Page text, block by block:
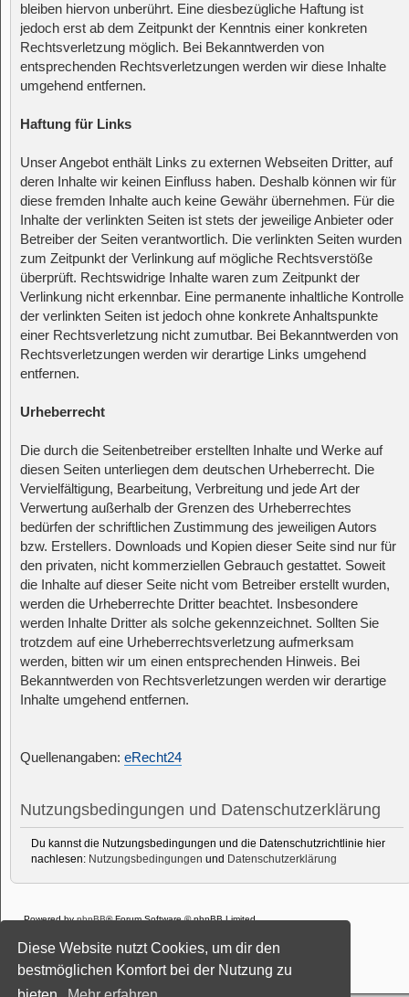
Diese Website nutzt Cookies, um dir den
bestmöglichen Komfort bei der Nutzung zu
bleiben hiervon unberührt. Eine diesbezügliche Haftung ist
jedoch erst ab dem Zeitpunkt der Kenntnis einer konkreten
Rechtsverletzung möglich. Bei Bekanntwerden von
entsprechenden Rechtsverletzungen werden wir diese Inhalte
umgehend entfernen.
Haftung für Links
Unser Angebot enthält Links zu externen Webseiten Dritter, auf
deren Inhalte wir keinen Einfluss haben. Deshalb können wir für
diese fremden Inhalte auch keine Gewähr übernehmen. Für die
Inhalte der verlinkten Seiten ist stets der jeweilige Anbieter oder
Betreiber der Seiten verantwortlich. Die verlinkten Seiten wurden
zum Zeitpunkt der Verlinkung auf mögliche Rechtsverstöße
überprüft. Rechtswidrige Inhalte waren zum Zeitpunkt der
Verlinkung nicht erkennbar. Eine permanente inhaltliche Kontrolle
der verlinkten Seiten ist jedoch ohne konkrete Anhaltspunkte
einer Rechtsverletzung nicht zumutbar. Bei Bekanntwerden von
Rechtsverletzungen werden wir derartige Links umgehend
entfernen.
Urheberrecht
Die durch die Seitenbetreiber erstellten Inhalte und Werke auf
diesen Seiten unterliegen dem deutschen Urheberrecht. Die
Vervielfältigung, Bearbeitung, Verbreitung und jede Art der
Verwertung außerhalb der Grenzen des Urheberrechtes
bedürfen der schriftlichen Zustimmung des jeweiligen Autors
bzw. Erstellers. Downloads und Kopien dieser Seite sind nur für
den privaten, nicht kommerziellen Gebrauch gestattet. Soweit
die Inhalte auf dieser Seite nicht vom Betreiber erstellt wurden,
werden die Urheberrechte Dritter beachtet. Insbesondere
werden Inhalte Dritter als solche gekennzeichnet. Sollten Sie
trotzdem auf eine Urheberrechtsverletzung aufmerksam
werden, bitten wir um einen entsprechenden Hinweis. Bei
Bekanntwerden von Rechtsverletzungen werden wir derartige
Inhalte umgehend entfernen.
Quellenangaben: eRecht24
Nutzungsbedingungen und Datenschutzerklärung
Du kannst die Nutzungsbedingungen und die Datenschutzrichtlinie hier
nachlesen: Nutzungsbedingungen und Datenschutzerklärung
Powered byphpBB® Forum Software © phpBB Limited
Style: Black-Silver-Split by Joyce&LunaphpBB-Style-Design